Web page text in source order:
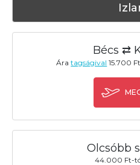
Bécs ⇄
Áratagságival 15.700
Olcsóbb
44.000 Ft-